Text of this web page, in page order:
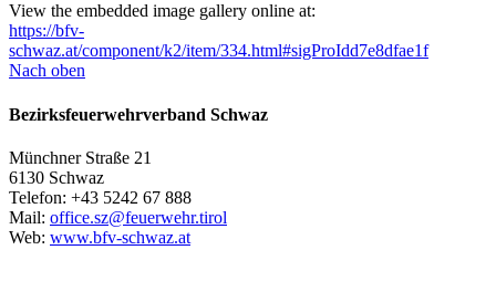
View the embedded image gallery online at:
https://bfv-
schwaz.at/component/k2/item/334.html#sigProIdd7e8dfae1f
Nach oben
Bezirksfeuerwehrverband Schwaz
Münchner Straße 21
6130 Schwaz
Telefon: +43 5242 67 888
Mail: office.sz@feuerwehr.tirol
Web: www.bfv-schwaz.at